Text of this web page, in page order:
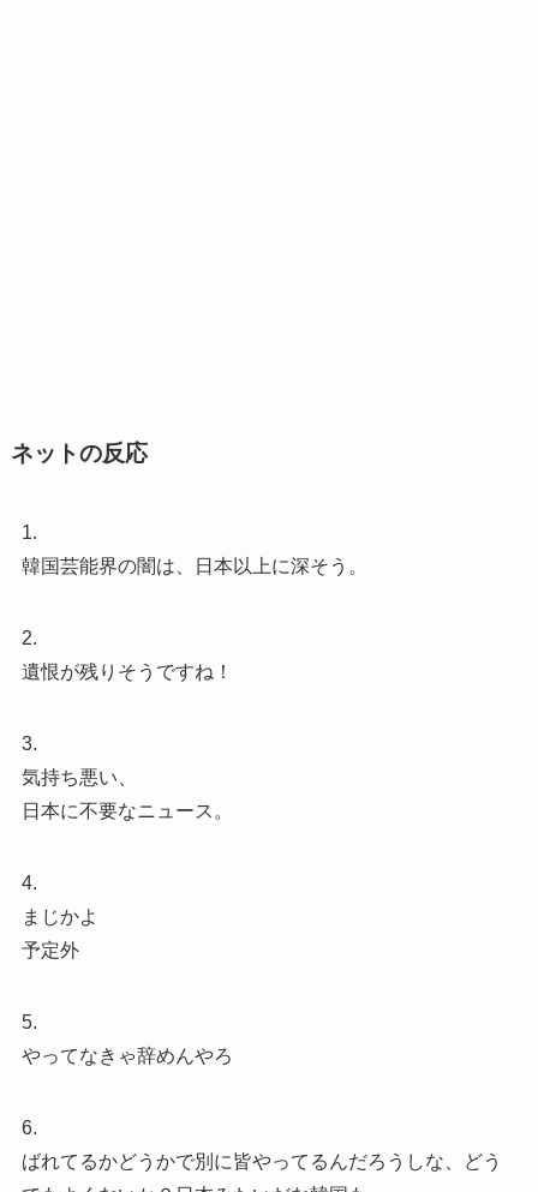
ネットの反応
1.
韓国芸能界の闇は、日本以上に深そう。
2.
遺恨が残りそうですね！
3.
気持ち悪い、
日本に不要なニュース。
4.
まじかよ
予定外
5.
やってなきゃ辞めんやろ
6.
ばれてるかどうかで別に皆やってるんだろうしな、どう